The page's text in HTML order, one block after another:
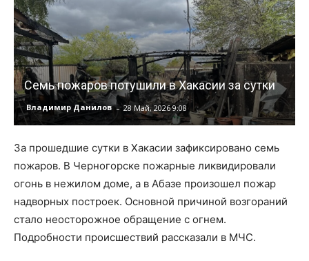
Семь пожаров потушили в Хакасии за сутки
Владимир Данилов - 28 Май, 2026 9:08
За прошедшие сутки в Хакасии зафиксировано семь
пожаров. В Черногорске пожарные ликвидировали
огонь в нежилом доме, а в Абазе произошел пожар
надворных построек. Основной причиной возгораний
стало неосторожное обращение с огнем.
Подробности происшествий рассказали в МЧС.